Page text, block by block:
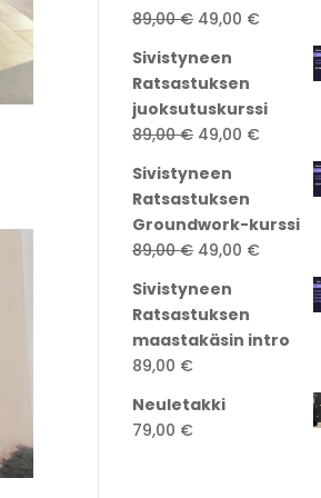
89,00€ Alkuperäinen
oli:
89,00 €.
49,00 €Nykyinen
Sivistyneen
Ratsastuksen
juoksutuskurssi
89,00€ Alkuperäinen
oli:
89,00 €.
49,00 €Nykyinen
Sivistyneen
Ratsastuksen
Groundwork-kurssi
89,00€ Alkuperäinen
oli:
89,00 €.
49,00 €Nykyinen
Sivistyneen
Ratsastuksen
maastakäsin intro
89,00 €
Neuletakki
79,00 €